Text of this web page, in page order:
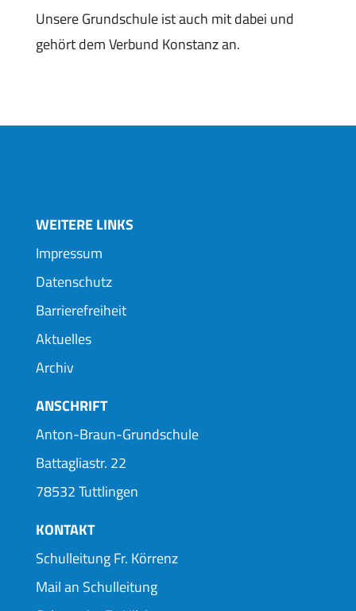
Unsere Grundschule ist auch mit dabei und
gehört dem Verbund Konstanz an.
WEITERE LINKS
Impressum
Datenschutz
Barrierefreiheit
Aktuelles
Archiv
ANSCHRIFT
Anton-Braun-Grundschule
Battagliastr. 22
78532 Tuttlingen
KONTAKT
Schulleitung Fr. Körrenz
Mail an Schulleitung